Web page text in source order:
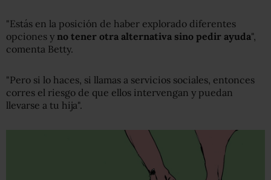
"Estás en la posición de haber explorado diferentes
opciones y no tener otra alternativa sino pedir ayuda",
comenta Betty.
"Pero si lo haces, si llamas a servicios sociales, entonces
corres el riesgo de que ellos intervengan y puedan
llevarse a tu hija".